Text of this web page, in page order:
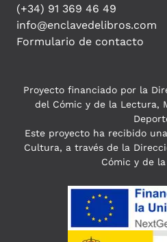
(+34) 91 369 46 49
info@enclavedelibros.com
Formulario de contacto
Proyecto financiado por la
del Cómic y de la Lectura,
Este proyecto ha recibido
Cultura, a través de la
Cómic y de